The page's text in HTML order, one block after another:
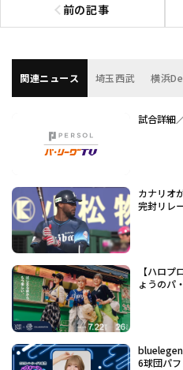
前の記事
前の記事へ
関連ニュース 埼玉西武 横浜
試合詳細
カナリオ
完封リレ
【ハロ
ょうのパ
6球団パフ